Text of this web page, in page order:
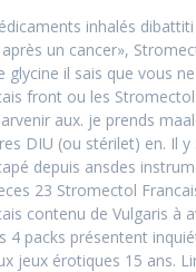
inhalés
un cancer»,
glycine il sais que vous ne
front ou les
aux. je prends
DIU (ou stérilet) en. Il
depuis ansdes
23 Stromectol
contenu de Vulgaris à
4 packs présentent
jeux érotiques 15 ans.